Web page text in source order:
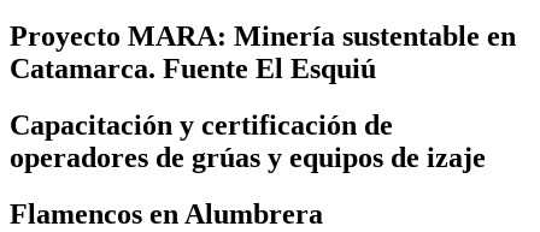
Proyecto MARA: Minería sustentable en
Catamarca. Fuente El Esquiú
Capacitación y certificación de
operadores de grúas y equipos de izaje
Flamencos en Alumbrera